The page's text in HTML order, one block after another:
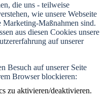
die uns - teilweise
wie unsere Webseite
Maßnahmen sind.
aus diesen Cookies unsere
auf unserer
Besuch auf unserer Seite
Browser blockieren:
zu aktivieren/deaktivieren.